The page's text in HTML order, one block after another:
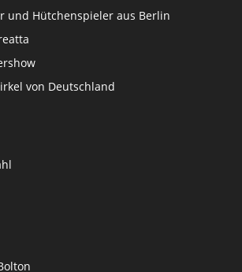
und Hütchenspieler aus Berlin
von Deutschland